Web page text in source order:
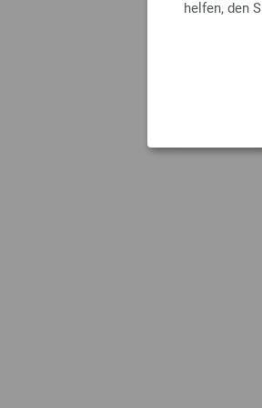
helfen, den